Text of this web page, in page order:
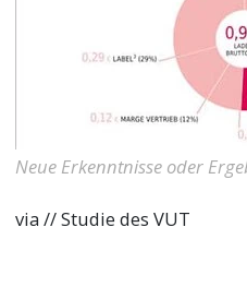
Neue Erkenntnisse oder
via // Studie des VUT